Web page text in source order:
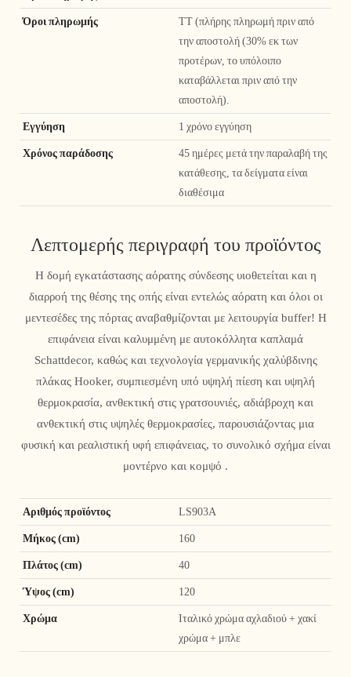
Όροι πληρωμής
TT (πλήρης πληρωμή πριν από
την αποστολή (30% εκ των
προτέρων, το υπόλοιπο
καταβάλλεται πριν από την
αποστολή).
Εγγύηση 1 χρόνο εγγύηση
Χρόνος παράδοσης
45 ημέρες μετά την παραλαβή της
κατάθεσης, τα δείγματα είναι
διαθέσιμα
Λεπτομερής περιγραφή του προϊόντος
Η δομή εγκατάστασης αόρατης σύνδεσης υιοθετείται και η
διαρροή της θέσης της οπής είναι εντελώς αόρατη και όλοι οι
μεντεσέδες της πόρτας αναβαθμίζονται με λειτουργία buffer! Η
επιφάνεια είναι καλυμμένη με αυτοκόλλητα καπλαμά
Schattdecor, καθώς και τεχνολογία γερμανικής χαλύβδινης
πλάκας Hooker, συμπιεσμένη υπό υψηλή πίεση και υψηλή
θερμοκρασία, ανθεκτική στις γρατσουνιές, αδιάβροχη και
ανθεκτική στις υψηλές θερμοκρασίες, παρουσιάζοντας μια
φυσική και ρεαλιστική υφή επιφάνειας, το συνολικό σχήμα είναι
μοντέρνο και κομψό .
Αριθμός προϊόντος LS903A
Μήκος (cm) 160
Πλάτος (cm) 40
Ύψος (cm) 120
Χρώμα
Ιταλικό χρώμα αχλαδιού + χακί
χρώμα + μπλε